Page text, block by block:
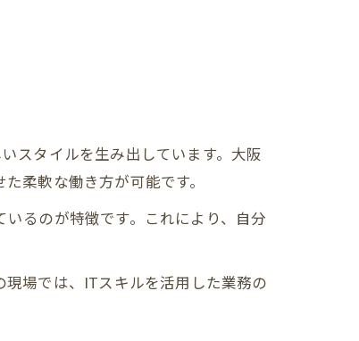
スタイルを生み出しています。大阪
柔軟な働き方が可能です。
るのが特徴です。これにより、自分
場では、ITスキルを活用した業務の